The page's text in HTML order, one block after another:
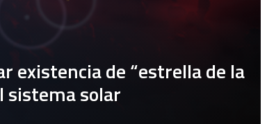
existencia de “estrella de la
sistema solar